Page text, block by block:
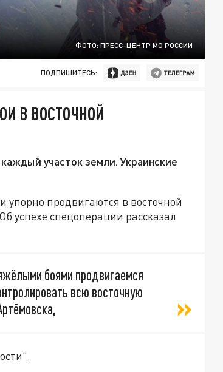
ФОТО: ПРЕСС-ЦЕНТР МО РОССИИ
ПОДПИШИТЕСЬ:
В ВОСТОЧНОЙ
участок земли. Украинские
продвигаются в восточной
успехе спецоперации рассказал
боями продвигаемся
всю восточную